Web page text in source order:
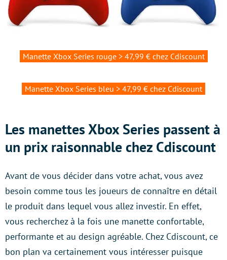
Manette Xbox Series rouge > 47,99 € chez Cdiscount
Manette Xbox Series bleu > 47,99 € chez Cdiscount
Les manettes Xbox Series passent à
un prix raisonnable chez Cdiscount
Avant de vous décider dans votre achat, vous avez
besoin comme tous les joueurs de connaître en détail
le produit dans lequel vous allez investir. En effet,
vous recherchez à la fois une manette confortable,
performante et au design agréable. Chez Cdiscount, ce
bon plan va certainement vous intéresser puisque